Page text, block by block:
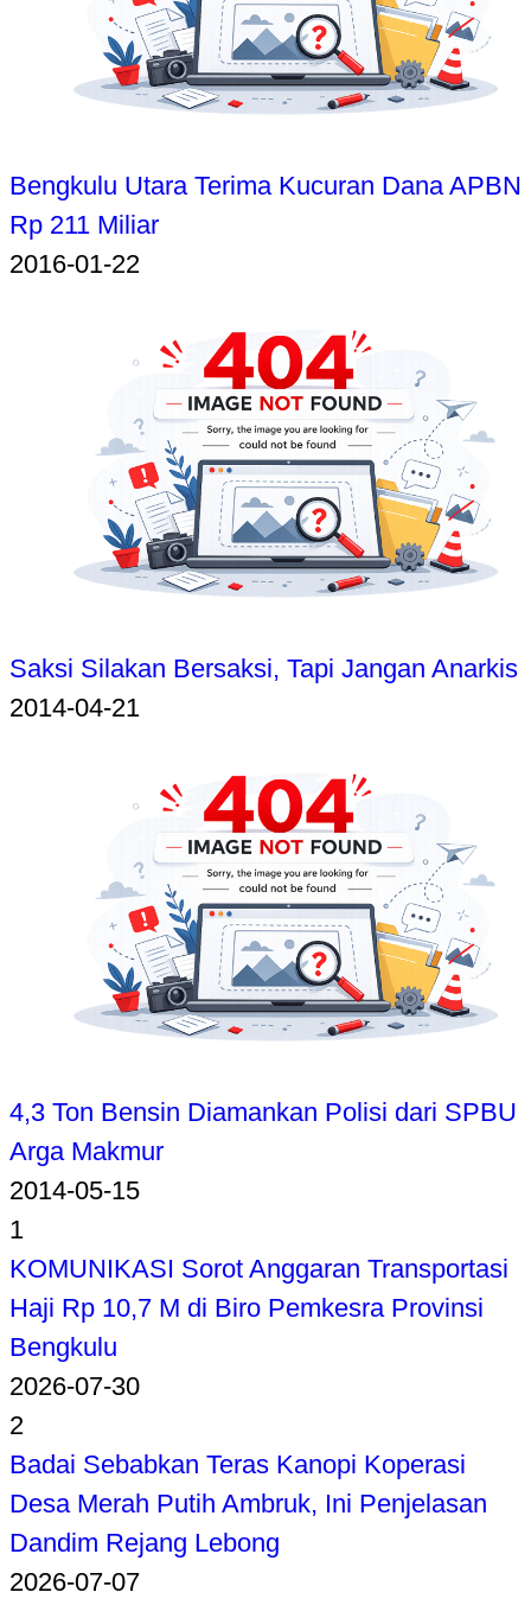
Bengkulu Utara Terima Kucuran Dana APBN
Rp 211 Miliar
2016-01-22
Saksi Silakan Bersaksi, Tapi Jangan Anarkis
2014-04-21
4,3 Ton Bensin Diamankan Polisi dari SPBU
Arga Makmur
2014-05-15
1
KOMUNIKASI Sorot Anggaran Transportasi
Haji Rp 10,7 M di Biro Pemkesra Provinsi
Bengkulu
2026-07-30
2
Badai Sebabkan Teras Kanopi Koperasi
Desa Merah Putih Ambruk, Ini Penjelasan
Dandim Rejang Lebong
2026-07-07